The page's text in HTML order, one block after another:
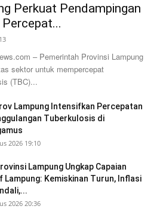
Perkuat Pendampingan
– Pemerintah Provinsi Lampung
sektor untuk mempercepat
(TBC)...
Lampung Intensifkan Percepatan
Tuberkulosis di
2026 19:10
Lampung Ungkap Capaian
Lampung: Kemiskinan Turun, Inflasi
2026 20:36